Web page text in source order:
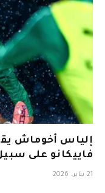
إلياس أخوماش
فاييكانو على
21 يناير، 2026